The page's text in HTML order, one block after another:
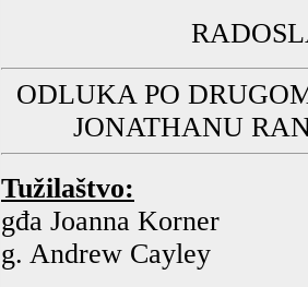
ODLUKA PO
JONATHANU
Tužilaštvo:
gđa Joanna Korner
g. Andrew Cayley